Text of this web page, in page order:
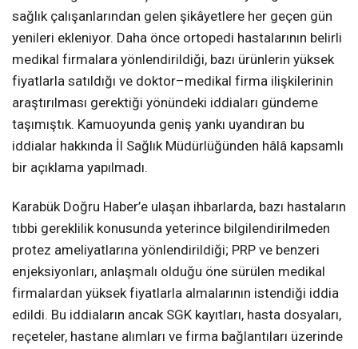
sağlık çalışanlarından gelen şikâyetlere her geçen gün
yenileri ekleniyor. Daha önce ortopedi hastalarının belirli
medikal firmalara yönlendirildiği, bazı ürünlerin yüksek
fiyatlarla satıldığı ve doktor–medikal firma ilişkilerinin
araştırılması gerektiği yönündeki iddiaları gündeme
taşımıştık. Kamuoyunda geniş yankı uyandıran bu
iddialar hakkında İl Sağlık Müdürlüğünden hâlâ kapsamlı
bir açıklama yapılmadı.
Karabük Doğru Haber’e ulaşan ihbarlarda, bazı hastaların
tıbbi gereklilik konusunda yeterince bilgilendirilmeden
protez ameliyatlarına yönlendirildiği; PRP ve benzeri
enjeksiyonları, anlaşmalı olduğu öne sürülen medikal
firmalardan yüksek fiyatlarla almalarının istendiği iddia
edildi. Bu iddiaların ancak SGK kayıtları, hasta dosyaları,
reçeteler, hastane alımları ve firma bağlantıları üzerinde